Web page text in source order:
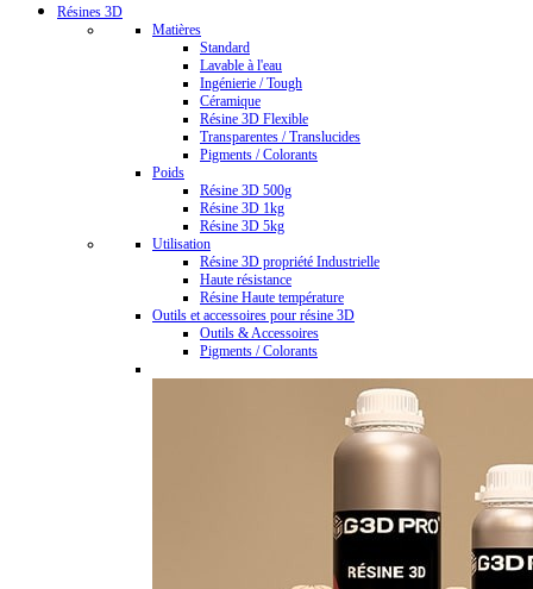
Résines 3D
Matières
Standard
Lavable à l'eau
Ingénierie / Tough
Céramique
Résine 3D Flexible
Transparentes / Translucides
Pigments / Colorants
Poids
Résine 3D 500g
Résine 3D 1kg
Résine 3D 5kg
Utilisation
Résine 3D propriété Industrielle
Haute résistance
Résine Haute température
Outils et accessoires pour résine 3D
Outils & Accessoires
Pigments / Colorants